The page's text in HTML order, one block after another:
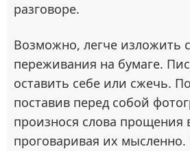
разговоре.
Возможно, легче изложить
переживания на бумаге.
оставить себе или сжечь.
поставив перед собой
произнося слова прощения
проговаривая их